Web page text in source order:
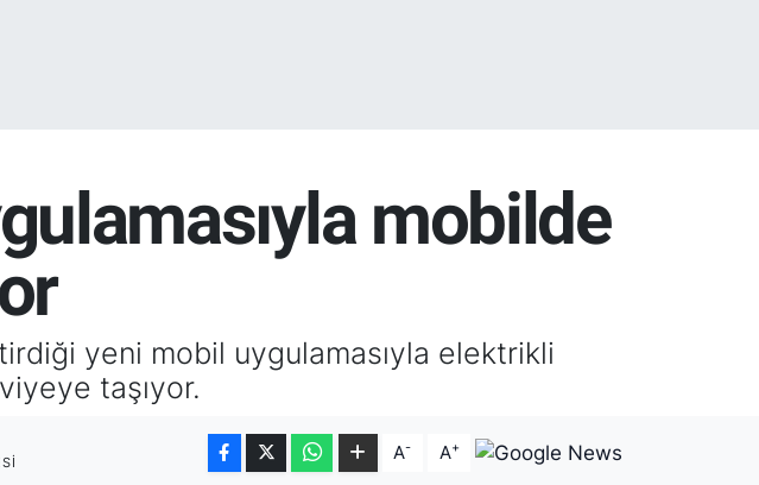
mobilde
yeni mobil uygulamasıyla elektrikli
taşıyor.
A- A+